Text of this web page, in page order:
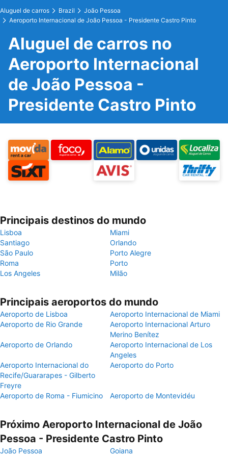
Aluguel de carros Brazil
João Pessoa
Aeroporto Internacional de João Pessoa - Presidente Castro Pinto
Aluguel de carros no
Aeroporto Internacional
de João Pessoa -
Presidente Castro Pinto
Principais destinos do mundo
Lisboa
Miami
Santiago
Orlando
São Paulo
Porto Alegre
Roma
Porto
Los Angeles
Milão
Principais aeroportos do mundo
Aeroporto de Lisboa
Aeroporto Internacional de Miami
Aeroporto de Rio Grande
Aeroporto Internacional Arturo
Merino Benítez
Aeroporto de Orlando
Aeroporto Internacional de Los
Angeles
Aeroporto Internacional do
Recife/Guararapes - Gilberto
Freyre
Aeroporto do Porto
Aeroporto de Roma - Fiumicino Aeroporto de Montevidéu
Próximo Aeroporto Internacional de João
Pessoa - Presidente Castro Pinto
João Pessoa Goiana